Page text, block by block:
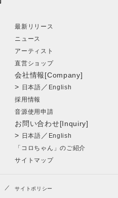
最新リリース
ニュース
アーティスト
直営ショップ
会社情報[Company]
> 日本語 ／ English
採用情報
音源使用申請
お問い合わせ[Inquiry]
> 日本語 ／ English
「コロちゃん」のご紹介
サイトマップ
サイトポリシー